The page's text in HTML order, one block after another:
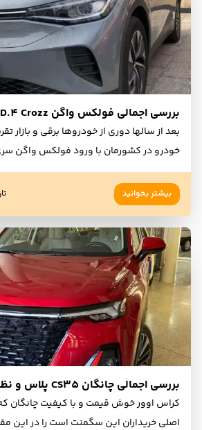
بعد از سالها دوری از خودروها برقی و بازار
خودرو در کشورمان با ورود فولکس واگن
بیشتر بخوانید
کراس اوور خوش قیمت و با کیفیت چانگان
اصلی خریداران این سگمنت است را در این